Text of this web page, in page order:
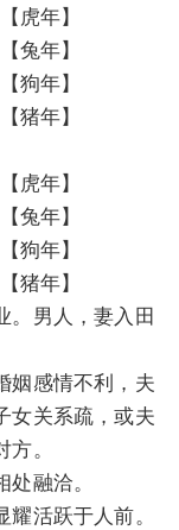
虎年】
兔年】
狗年】
猪年】
虎年】
兔年】
狗年】
猪年】
。男人，妻入田
姻感情不利，夫
女关系疏，或夫
。
融洽。
活跃于人前。